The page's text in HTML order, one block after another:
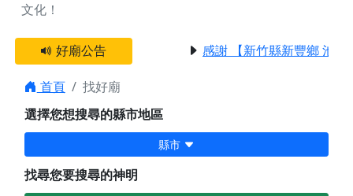
文化！
好廟公告 感謝 【新竹縣新豐鄉 池和
首頁
找好廟
選擇您想搜尋的縣市地區
縣市
找尋您要搜尋的神明